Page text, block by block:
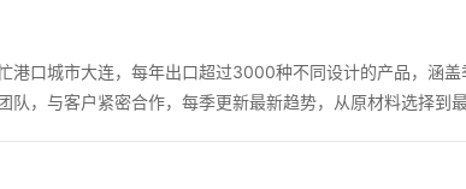
港口城市大连，每年出口超过3000种不同设计的产品，涵盖
队，与客户紧密合作，每季更新最新趋势，从原材料选择到